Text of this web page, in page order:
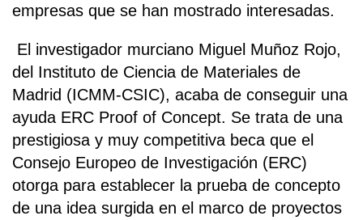
empresas que se han mostrado interesadas.
El investigador murciano Miguel Muñoz Rojo,
del Instituto de Ciencia de Materiales de
Madrid (ICMM-CSIC), acaba de conseguir una
ayuda ERC Proof of Concept. Se trata de una
prestigiosa y muy competitiva beca que el
Consejo Europeo de Investigación (ERC)
otorga para establecer la prueba de concepto
de una idea surgida en el marco de proyectos